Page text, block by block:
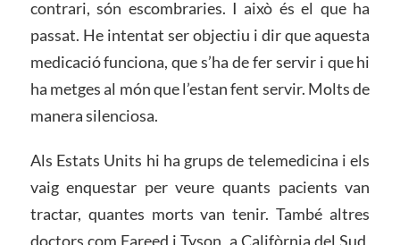
contrari, són escombraries. I això és el que ha
passat. He intentat ser objectiu i dir que aquesta
medicació funciona, que s’ha de fer servir i que hi
ha metges al món que l’estan fent servir. Molts de
manera silenciosa.
Als Estats Units hi ha grups de telemedicina i els
vaig enquestar per veure quants pacients van
tractar, quantes morts van tenir. També altres
doctors com Fareed i Tyson, a Califòrnia del Sud,